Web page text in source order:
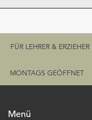
Schnellzugriff
FÜR LEHRER & ERZIEHER
MONTAGS GEÖFFNET
Menü